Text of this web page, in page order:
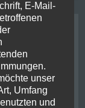
E-Mail-
unser
Umfang
und